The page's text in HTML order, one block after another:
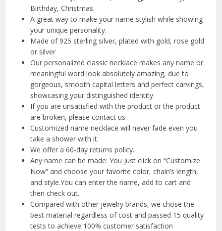
Birthday, Christmas.
A great way to make your name stylish while showing
your unique personality.
Made of 925 sterling silver, plated with gold, rose gold
or silver
Our personalized classic necklace makes any name or
meaningful word look absolutely amazing, due to
gorgeous, smooth capital letters and perfect carvings,
showcasing your distinguished identity
If you are unsatisfied with the product or the product
are broken, please contact us
Customized name necklace will never fade even you
take a shower with it.
We offer a 60-day returns policy.
Any name can be made: You just click on “Customize
Now” and choose your favorite color, chain’s length,
and style.You can enter the name, add to cart and
then check out.
Compared with other jewelry brands, we chose the
best material regardless of cost and passed 15 quality
tests to achieve 100% customer satisfaction